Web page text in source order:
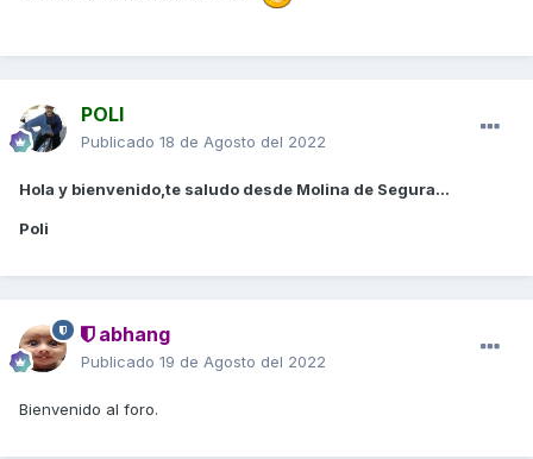
POLI
Publicado 18 de Agosto del 2022
Hola y bienvenido,te saludo desde Molina de Segura...
Poli
abhang
Publicado 19 de Agosto del 2022
Bienvenido al foro.